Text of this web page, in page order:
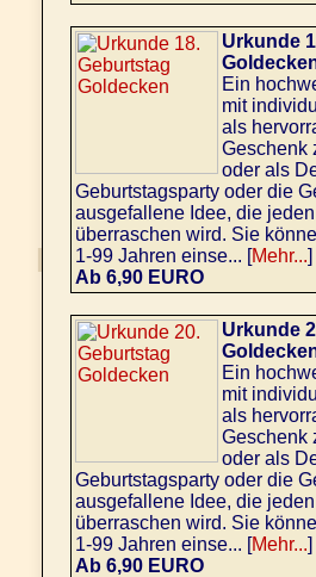
Urkunde
Ein
mit
als
Geschenk
oder als
Geburtstagsparty oder die
ausgefallene Idee, die
überraschen wird. Sie
1-99 Jahren einse... [Mehr...]
Ab 6,90 EURO
Urkunde
Ein
mit
als
Geschenk
oder als
Geburtstagsparty oder die
ausgefallene Idee, die
überraschen wird. Sie
1-99 Jahren einse... [Mehr...]
Ab 6,90 EURO